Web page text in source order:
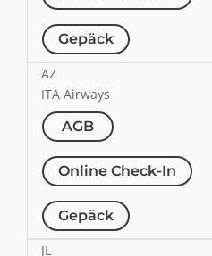
Gepäck
AZ
ITA Airways
AGB
Online Check-In
Gepäck
JL